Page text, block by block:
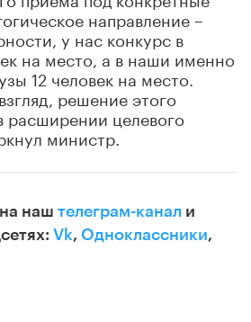
направление –
у нас конкурс в
на место, а в наши именно
12 человек на место.
решение этого
расширении целевого
министр.
наш телеграм-канал и
Vk, Одноклассники,